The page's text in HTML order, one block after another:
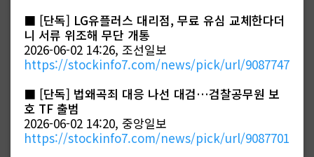
■ [단독] LG유플러스 대리점, 무료 유심 교체한다더
니 서류 위조해 무단 개통
2026-06-02 14:26, 조선일보
https://stockinfo7.com/news/pick/url/9087747
■ [단독] 법왜곡죄 대응 나선 대검…검찰공무원 보
호 TF 출범
2026-06-02 14:20, 중앙일보
https://stockinfo7.com/news/pick/url/9087701